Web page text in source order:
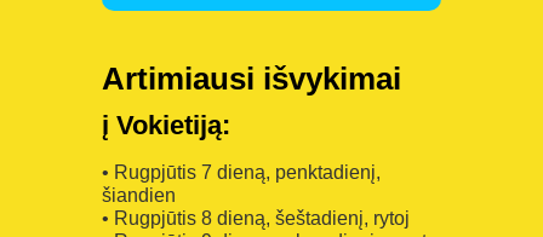
Artimiausi išvykimai
į Vokietiją:
• Rugpjūtis 7 dieną, penktadienį,
šiandien
• Rugpjūtis 8 dieną, šeštadienį, rytoj